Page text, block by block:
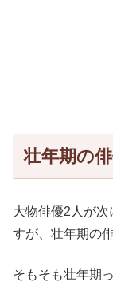
壮年期の
大物俳優2人が次
すが、壮年期の
そもそも壮年期